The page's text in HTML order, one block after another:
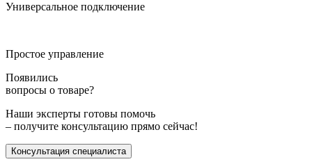
Универсальное подключение
Простое управление
Появились
вопросы о товаре?
Наши эксперты готовы помочь
– получите консультацию прямо сейчас!
Консультация специалиста